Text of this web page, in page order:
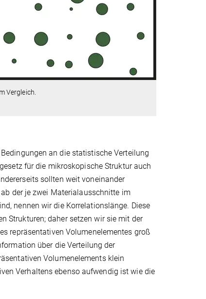
Vergleich.
an die statistische Verteilung
für die mikroskopische Struktur auch
sollten weit voneinander
der je zwei Materialausschnitte im
nennen wir die Korrelationslänge. Diese
Strukturen; daher setzen wir sie mit der
repräsentativen Volumenelementes groß
über die Verteilung der
Volumenelements klein
Verhaltens ebenso aufwendig ist wie die